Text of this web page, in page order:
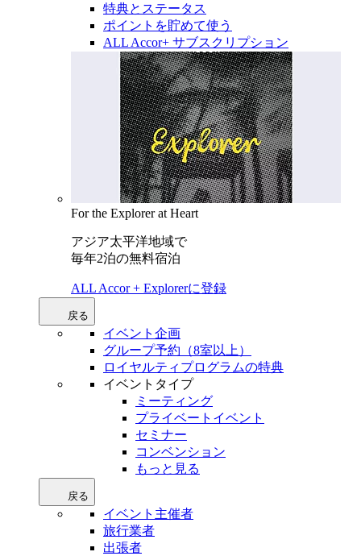
特典とステータス
ポイントを貯めて使う
ALL Accor+ サブスクリプション
For the Explorer at Heart
アジア太平洋地域で
毎年2泊の無料宿泊
ALL Accor + Explorerに登録
戻る
イベント企画
グループ予約（8室以上）
ロイヤルティプログラムの特典
イベントタイプ
ミーティング
プライベートイベント
セミナー
コンベンション
もっと見る
戻る
イベント主催者
旅行業者
出張者